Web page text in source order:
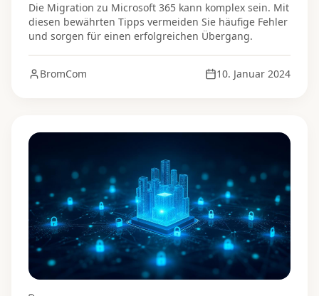
Die Migration zu Microsoft 365 kann komplex sein. Mit
diesen bewährten Tipps vermeiden Sie häufige Fehler
und sorgen für einen erfolgreichen Übergang.
BromCom 10. Januar 2024